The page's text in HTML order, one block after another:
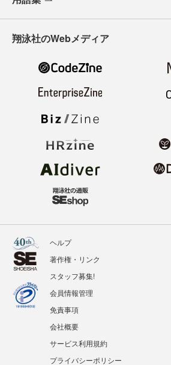
翔泳社のWebメディア
ヘルプ
著作権・リンク
スタッフ募集!
会員情報管理
免責事項
会社概要
サービス利用規約
プライバシーポリシー